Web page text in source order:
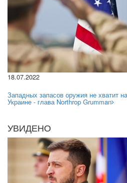
18.07.2022
Западных запасов оружия не хватит
Украине - глава Northrop Grumman
УВИДЕНО